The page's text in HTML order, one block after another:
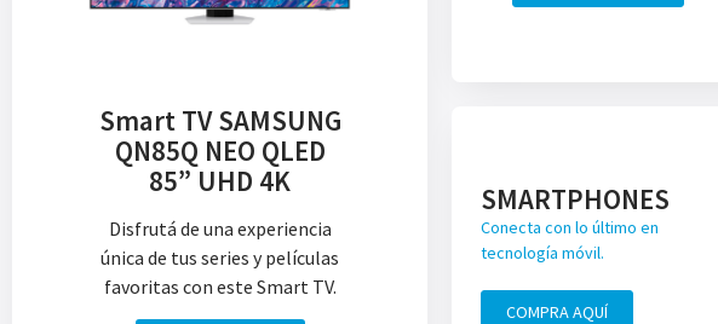
Smart TV SAMSUNG
QN85Q NEO QLED
85” UHD 4K
Disfrutá de una experiencia
única de tus series y películas
favoritas con este Smart TV.
SMARTPHONES
Conecta con lo último en
tecnología móvil.
COMPRA AQUÍ